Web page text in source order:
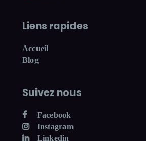
Liens rapides
Accueil
Blog
Suivez nous
Facebook
Instagram
Linkedin